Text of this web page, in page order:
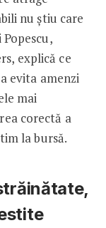
nu știu care
explică ce
evita amenzi
mai
corectă a
la bursă.